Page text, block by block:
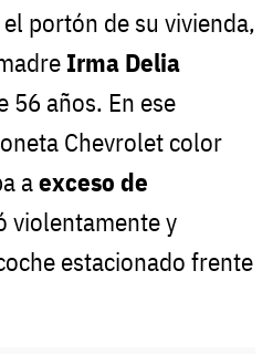
portón de su vivienda,
Irma Delia
56 años. En ese
Chevrolet color
aexceso de
violentamente y
estacionado frente